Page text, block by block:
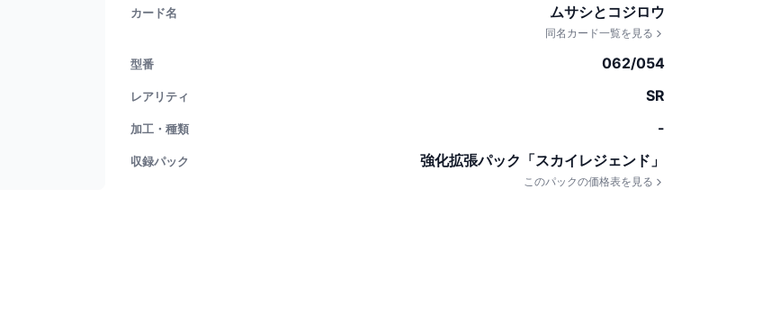
カード名 ムサシとコジロウ
同名カード一覧を見る
型番 062/054
レアリティ SR
加工・種類 -
収録パック 強化拡張パック「スカイレジェンド」
このパックの価格表を見る